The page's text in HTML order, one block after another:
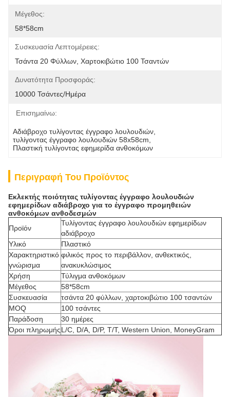
Μέγεθος:
58*58cm
Συσκευασία Λεπτομέρειες:
Τσάντα 20 Φύλλων, Χαρτοκιβώτιο 100 Τσαντών
Δυνατότητα Προσφοράς:
10000 Τσάντες/ημέρα
Επισημαίνω:
Αδιάβροχο τυλίγοντας έγγραφο λουλουδιών
τυλίγοντας έγγραφο λουλουδιών 58x58cm
Πλαστική τυλίγοντας εφημερίδα ανθοκόμων
Περιγραφή Του Προϊόντος
Εκλεκτής ποιότητας τυλίγοντας έγγραφο λουλουδιών
εφημερίδων αδιάβροχο για το έγγραφο προμηθειών
ανθοκόμων ανθοδεσμών
Προϊόν
Τυλίγοντας έγγραφο λουλουδιών εφημερίδων
αδιάβροχο
Υλικό
Πλαστικό
Χαρακτηριστικό
γνώρισμα
φιλικός προς το περιβάλλον, ανθεκτικός,
ανακυκλώσιμος
Χρήση
Τύλιγμα ανθοκόμων
Μέγεθος
58*58cm
Συσκευασία
τσάντα 20 φύλλων, χαρτοκιβώτιο 100 τσαντών
MOQ
100 τσάντες
Παράδοση
30 ημέρες
Όροι πληρωμήςL/C, D/A, D/P, T/T, Western Union, MoneyGram